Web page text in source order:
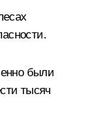
были
тысяч